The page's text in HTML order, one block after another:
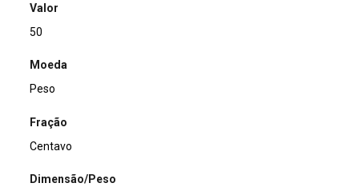
Valor
50
Moeda
Peso
Fração
Centavo
Dimensão/Peso